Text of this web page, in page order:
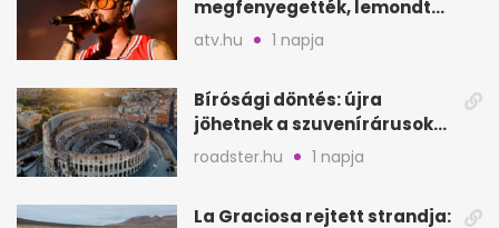
megfenyegették, lemondta
a sepsiszentgyörgyi
atv.hu 1 napja
Bírósági döntés: újra
jöhetnek a szuvenírárusok
Európa ikonikus helyére
roadster.hu 1 napja
La Graciosa rejtett strandja: